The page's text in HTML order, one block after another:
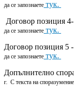
да се запознаете тук.
Договор позиция 4-
да се запознаете тук.
Договор позиция 5 -
да се запознаете тук.
Допълнително
г. С текста на